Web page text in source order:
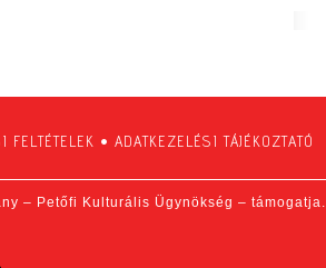
FELTÉTELEK • ADATKEZELÉSI TÁJÉKOZTATÓ
– Petőfi Kulturális Ügynökség – támogatja.